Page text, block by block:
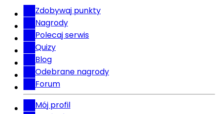
Zdobywaj punkty
Nagrody
Polecaj serwis
Quizy
Blog
Odebrane nagrody
Forum
Mój profil